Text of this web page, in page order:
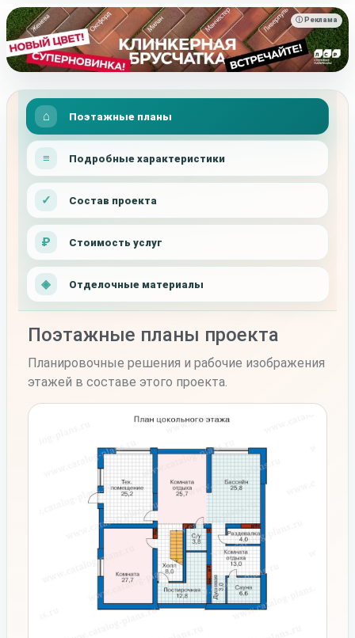
ⓘ Реклама
Поэтажные планы
Подробные характеристики
Состав проекта
Стоимость услуг
Отделочные материалы
Поэтажные планы проекта
Планировочные решения и рабочие изображения
этажей в составе этого проекта.